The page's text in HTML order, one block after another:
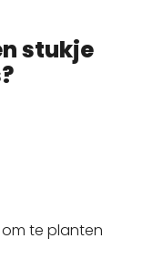
stukje
te planten